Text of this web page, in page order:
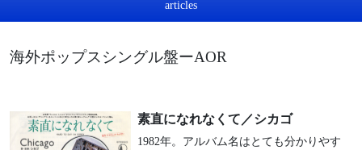
海外ポップスシングル盤ーAOR
素直になれなくて／シカゴ
1982年。アルバム名はとても分かりやす